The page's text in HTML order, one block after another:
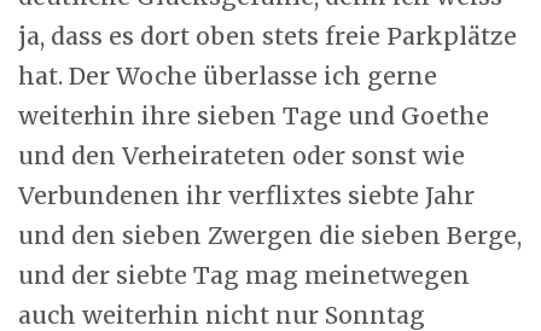
ja, dass es dort oben stets freie Parkplätze
hat. Der Woche überlasse ich gerne
weiterhin ihre sieben Tage und Goethe
und den Verheirateten oder sonst wie
Verbundenen ihr verflixtes siebte Jahr
und den sieben Zwergen die sieben Berge,
und der siebte Tag mag meinetwegen
auch weiterhin nicht nur Sonntag